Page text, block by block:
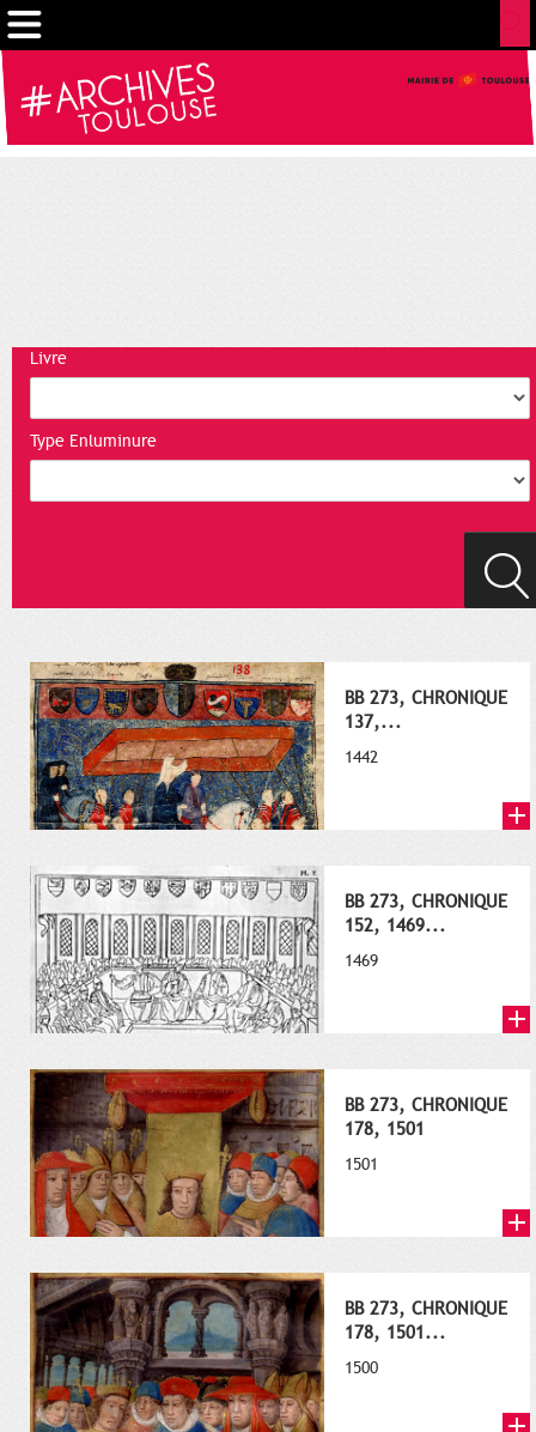
Livre
Type Enluminure
BB 273, CHRONIQUE
137,...
1442
BB 273, CHRONIQUE
152, 1469...
1469
BB 273, CHRONIQUE
178, 1501
1501
BB 273, CHRONIQUE
178, 1501...
1500
Cookies management panel